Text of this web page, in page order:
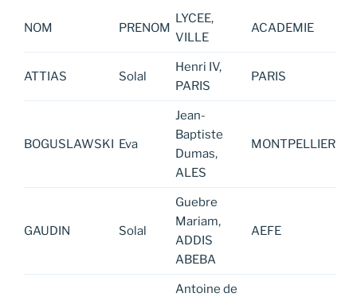
NOM PRENOM
LYCEE,
VILLE
ACADEMIE
ATTIAS Solal
Henri IV,
PARIS
PARIS
BOGUSLAWSKI Eva
Jean-
Baptiste
Dumas,
ALES
MONTPELLIER
GAUDIN Solal
Guebre
Mariam,
ADDIS
ABEBA
AEFE
Antoine de